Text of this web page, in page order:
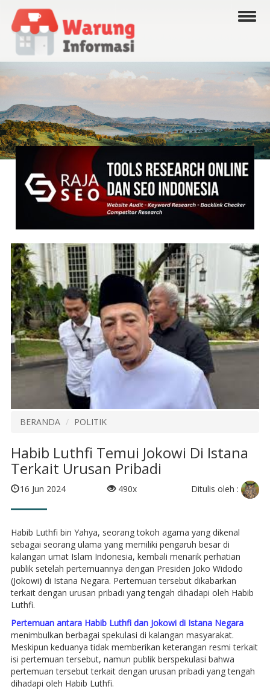
BERANDA POLITIK
Habib Luthfi Temui Jokowi Di Istana
Terkait Urusan Pribadi
16 Jun 2024 490x Ditulis oleh :
Habib Luthfi bin Yahya, seorang tokoh agama yang dikenal
sebagai seorang ulama yang memiliki pengaruh besar di
kalangan umat Islam Indonesia, kembali menarik perhatian
publik setelah pertemuannya dengan Presiden Joko Widodo
(Jokowi) di Istana Negara. Pertemuan tersebut dikabarkan
terkait dengan urusan pribadi yang tengah dihadapi oleh Habib
Luthfi.
Pertemuan antara Habib Luthfi dan Jokowi di Istana Negara
menimbulkan berbagai spekulasi di kalangan masyarakat.
Meskipun keduanya tidak memberikan keterangan resmi terkait
isi pertemuan tersebut, namun publik berspekulasi bahwa
pertemuan tersebut terkait dengan urusan pribadi yang tengah
dihadapi oleh Habib Luthfi.